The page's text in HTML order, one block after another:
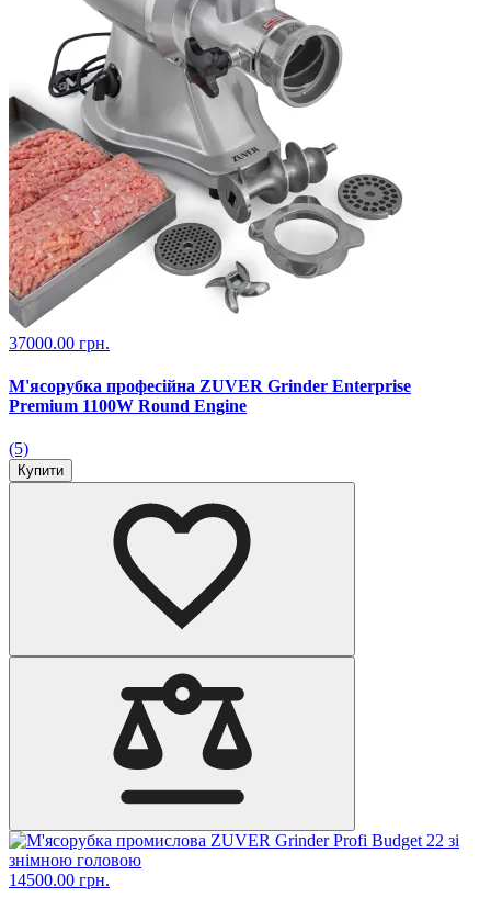
37000.00 грн.
М'ясорубка професійна ZUVER Grinder Enterprise
Premium 1100W Round Engine
(5)
Купити
14500.00 грн.